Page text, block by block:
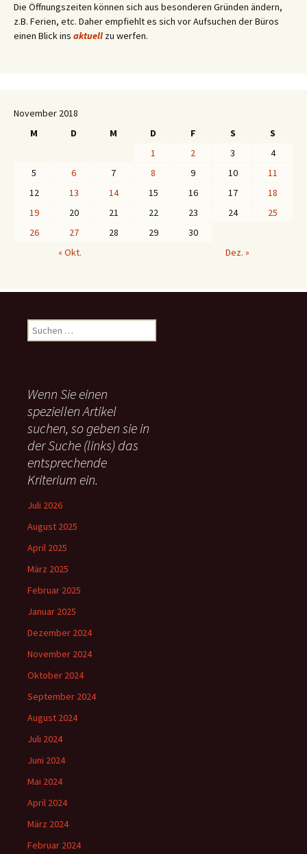
Die Öffnungszeiten können sich aus besonderen Gründen ändern,
z.B. Ferien, etc. Daher empfiehlt es sich vor Aufsuchen der Büros
einen Blick ins aktuell zu werfen.
November 2018
M
D M D F S
S
1
2 3
4
5
6 7 8 9 10
11
12
13 14 15 16 17
18
19
20 21 22 23 24
25
26
27 28 29
30
« Okt.
Dez. »
u
n
n
a
c
:
Wenn Sie einen
speziellen Artikel
suchen, so geben sie in
der Suche (links) das
entsprechende
Kriterium ein.
Juli 2026
August 2025
April 2025
März 2025
Februar 2025
Januar 2025
Dezember 2024
November 2024
Oktober 2024
September 2024
August 2024
Juli 2024
Juni 2024
Mai 2024
April 2024
März 2024
Februar 2024